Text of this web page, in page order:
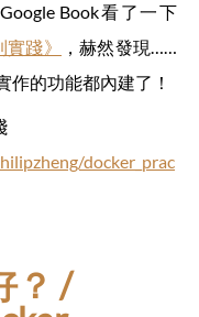
Book看了一下
踐­》
，赫然發現……
作的功能都內建了！
docker_prac
？ /